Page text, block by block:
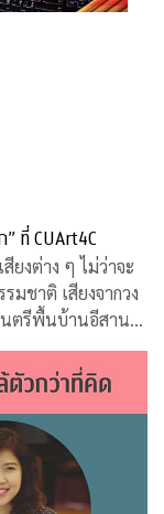
ที่ CUArt4C
ยงต่าง ๆ ไม่ว่าจะ
มชาติ เสียงจากวง
นตรีพื้นบ้านอีสานที่
ล